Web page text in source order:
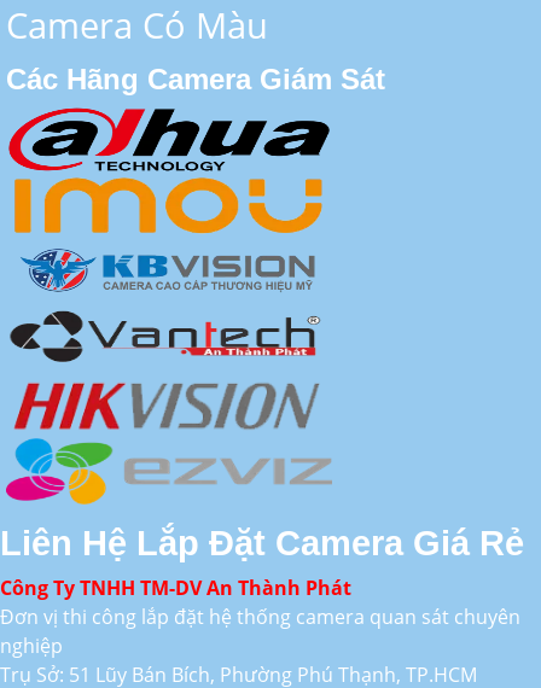
Camera Có Màu
Các Hãng Camera Giám Sát
Liên Hệ Lắp Đặt Camera Giá Rẻ
Công Ty TNHH TM-DV An Thành Phát
Đơn vị thi công lắp đặt hệ thống camera quan sát chuyên
nghiệp
Trụ Sở: 51 Lũy Bán Bích, Phường Phú Thạnh, TP.HCM